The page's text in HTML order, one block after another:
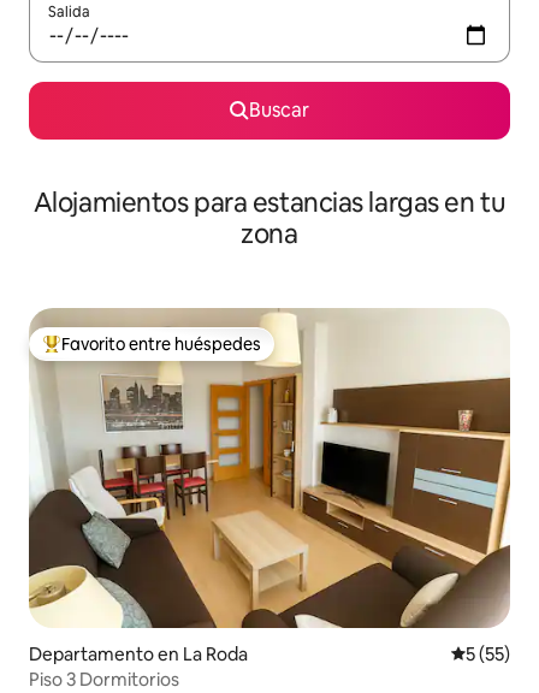
Salida
Buscar
Alojamientos para estancias largas en tu
zona
De los mejores en Favorito entre huéspedes
Favorito entre huéspedes
Departamento en La Roda
5 (55)
Piso 3 Dormitorios